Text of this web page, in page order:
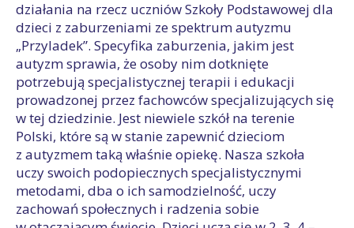
działania na rzecz uczniów Szkoły Podstawowej dla
dzieci z zaburzeniami ze spektrum autyzmu
„Przyladek”. Specyfika zaburzenia, jakim jest
autyzm sprawia, że osoby nim dotknięte
potrzebują specjalistycznej terapii i edukacji
prowadzonej przez fachowców specjalizujących się
w tej dziedzinie. Jest niewiele szkół na terenie
Polski, które są w stanie zapewnić dzieciom
z autyzmem taką właśnie opiekę. Nasza szkoła
uczy swoich podopiecznych specjalistycznymi
metodami, dba o ich samodzielność, uczy
zachowań społecznych i radzenia sobie